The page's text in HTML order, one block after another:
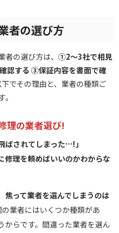
者の選び方
の選び方は、 ①2〜3社で相見
認する ③保証内容を書面で確
でその理由と、業者の種類ご
理の業者選び!
ばされてしまった…!」
修理を頼めばいいのかわからな
焦って業者を選んでしまうのは
業者にはいくつか種類があ
からです。間違った業者を選ん